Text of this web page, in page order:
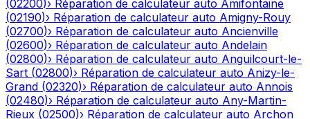
(02200)› Réparation de calculateur auto Amifontaine
(02190)› Réparation de calculateur auto Amigny-Rouy
(02700)› Réparation de calculateur auto Ancienville
(02600)› Réparation de calculateur auto Andelain
(02800)› Réparation de calculateur auto Anguilcourt-le-
Sart (02800)› Réparation de calculateur auto Anizy-le-
Grand (02320)› Réparation de calculateur auto Annois
(02480)› Réparation de calculateur auto Any-Martin-
Rieux (02500)› Réparation de calculateur auto Archon